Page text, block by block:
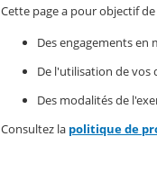
Cette page a pour objectif
Des engagements en
De l'utilisation de vos
Des modalités de
Consultez la politique de